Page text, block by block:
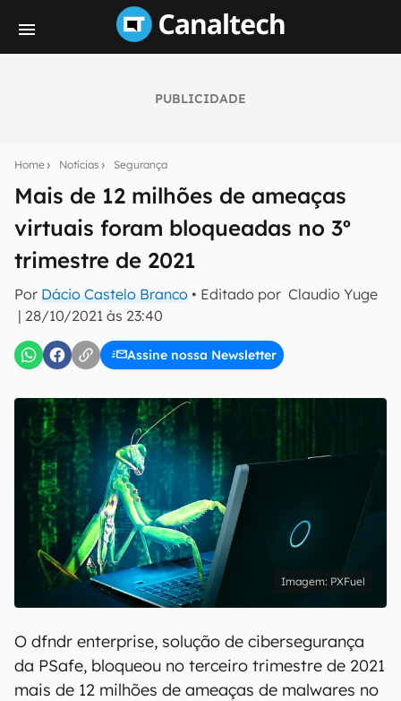
PUBLICIDADE
Home Notícias Segurança
Mais de 12 milhões de ameaças
virtuais foram bloqueadas no 3º
trimestre de 2021
Por Dácio Castelo Branco • Editado por Claudio Yuge
| 28/10/2021 às 23:40
Assine nossa Newsletter
notícias e reviews sobre tecnologia em primeira
mão.
E-mail
inscreva-se
Confirmo que li, aceito e concordo com os Termos de
Uso e Política de Privacidade do Canaltech.
PXFuel
O dfndr enterprise, solução de cibersegurança
da PSafe, bloqueou no terceiro trimestre de 2021
mais de 12 milhões de ameaças de malwares no